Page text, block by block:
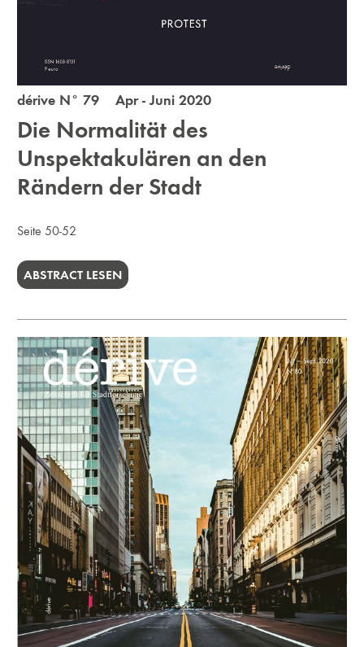
dérive N° 79 Apr - Juni 2020
Die Normalität des
Unspektakulären an den
Rändern der Stadt
Seite 50-52
ABSTRACT LESEN